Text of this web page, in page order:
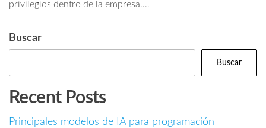
privilegios dentro de la empresa.…
Buscar
Buscar
Recent Posts
Principales modelos de IA para programación